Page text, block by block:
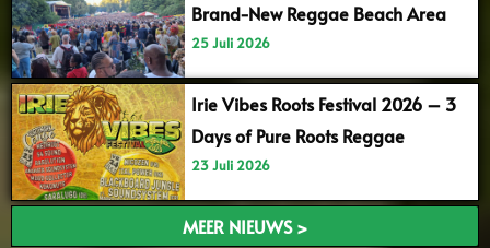
Brand-New Reggae Beach Area
25 Juli 2026
Irie Vibes Roots Festival 2026 – 3
Days of Pure Roots Reggae
23 Juli 2026
MEER NIEUWS >